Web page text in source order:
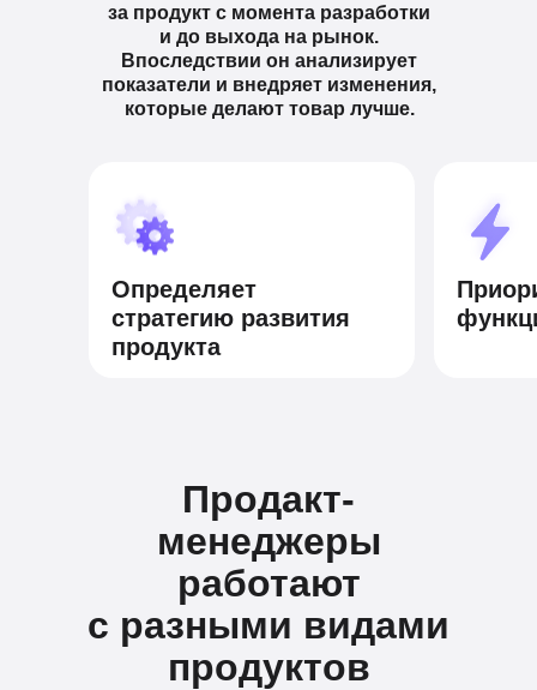
за продукт с момента разработки
и до выхода на рынок.
Впоследствии он анализирует
показатели и внедряет изменения,
которые делают товар лучше.
Определяет
стратегию развития
продукта
Продакт-
менеджеры
работают
с разными видами
продуктов